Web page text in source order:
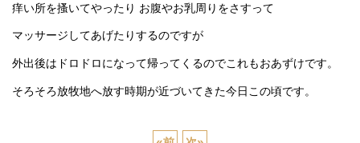
痒い所を搔いてやったり お腹やお乳周りをさすって
マッサージしてあげたりするのですが
外出後はドロドロになって帰ってくるのでこれもおあずけです。
そろそろ放牧地へ放す時期が近づいてきた今日この頃です。